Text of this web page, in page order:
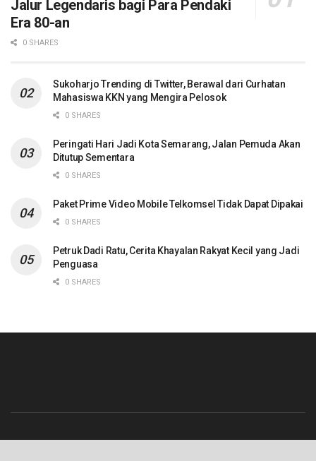
Jalur Legendaris bagi Para Pendaki
Era 80-an
0 SHARES
Sukoharjo Trending di Twitter, Berawal dari Curhatan
Mahasiswa KKN yang Mengira Pelosok
0 SHARES
Peringati Hari Jadi Kota Semarang, Jalan Pemuda Akan
Ditutup Sementara
0 SHARES
Paket Prime Video Mobile Telkomsel Tidak Dapat Dipakai
0 SHARES
Petruk Dadi Ratu, Cerita Khayalan Rakyat Kecil yang Jadi
Penguasa
0 SHARES